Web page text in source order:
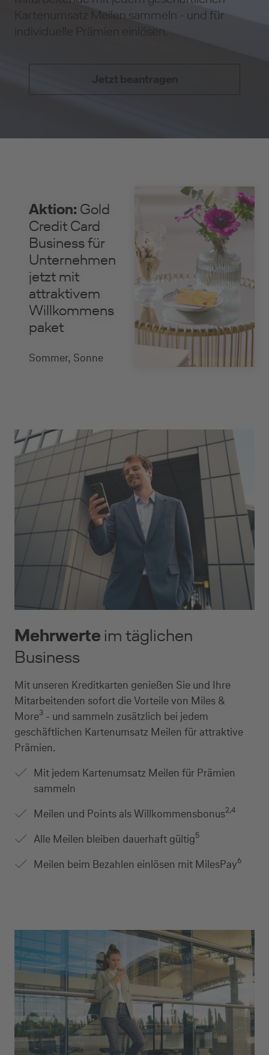
Kartenumsatz Meilen sammeln - und für
individuelle Prämien einlösen.
Jetzt beantragen
Aktion: Gold
Credit Card
Business für
Unternehmen
jetzt mit
attraktivem
Willkommens
paket
Sommer, Sonne
erhalten Sie einen
100 EUR
Gutschein
, 4.000
Meilen und 40
Mehrwerte im täglichen
Business
Mit unseren Kreditkarten genießen Sie und Ihre
Mitarbeitenden sofort die Vorteile von Miles &
More3 - und sammeln zusätzlich bei jedem
geschäftlichen Kartenumsatz Meilen für attraktive
Prämien.
Mit jedem Kartenumsatz Meilen für Prämien
sammeln
Meilen und Points als Willkommensbonus2,4
Alle Meilen bleiben dauerhaft gültig5
Meilen beim Bezahlen einlösen mit MilesPay6